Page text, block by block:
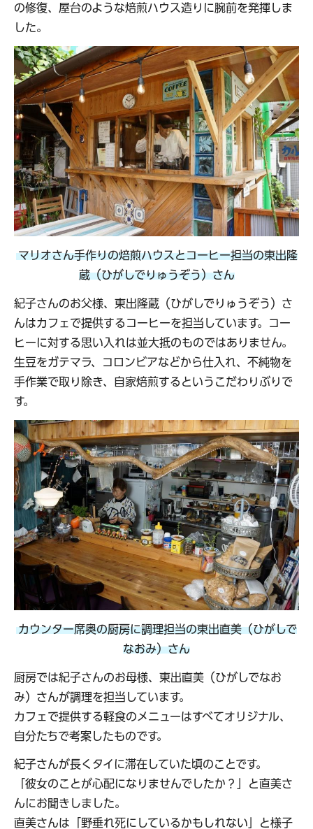
の修復、屋台のような焙煎ハウス造りに腕前を発揮しま
した。
マリオさん手作りの焙煎ハウスとコーヒー担当の東出隆
蔵（ひがしでりゅうぞう）さん
紀子さんのお父様、東出隆蔵（ひがしでりゅうぞう）さ
んはカフェで提供するコーヒーを担当しています。コー
ヒーに対する思い入れは並大抵のものではありません。
生豆をガテマラ、コロンビアなどから仕入れ、不純物を
手作業で取り除き、自家焙煎するというこだわりぶりで
す。
カウンター席奥の厨房に調理担当の東出直美（ひがしで
なおみ）さん
厨房では紀子さんのお母様、東出直美（ひがしでなお
み）さんが調理を担当しています。
カフェで提供する軽食のメニューはすべてオリジナル、
自分たちで考案したものです。
紀子さんが長くタイに滞在していた頃のことです。
「彼女のことが心配になりませんでしたか？」と直美さ
んにお聞きしました。
直美さんは「野垂れ死にしているかもしれない」と様子